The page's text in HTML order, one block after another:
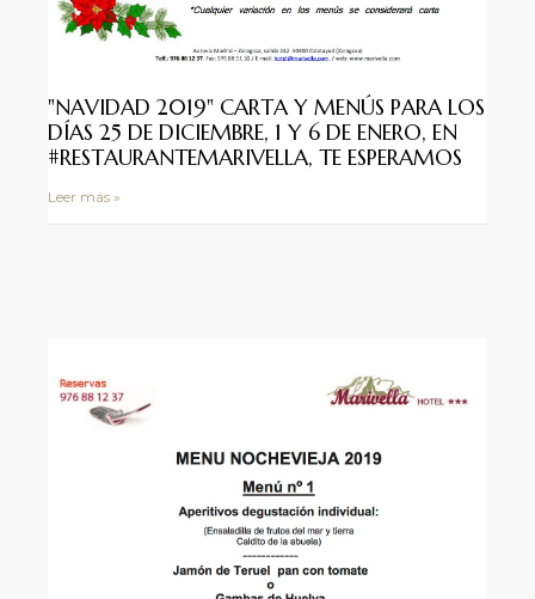
"NAVIDAD 2019" CARTA Y MENÚS PARA LOS
DÍAS 25 DE DICIEMBRE, 1 Y 6 DE ENERO, EN
#RESTAURANTEMARIVELLA, TE ESPERAMOS
Leer más »